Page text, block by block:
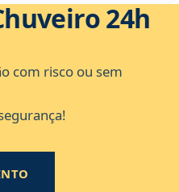
24h
com risco ou sem